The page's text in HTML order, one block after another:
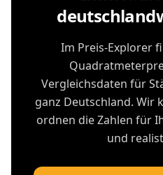
Im Preis-Explorer
Vergleichsdaten für
ganz Deutschland. Wir
ordnen die Zahlen für
und